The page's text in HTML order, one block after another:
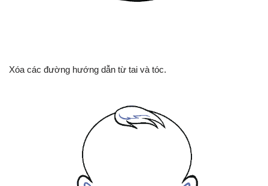
Xóa các đường hướng dẫn từ tai và tóc.